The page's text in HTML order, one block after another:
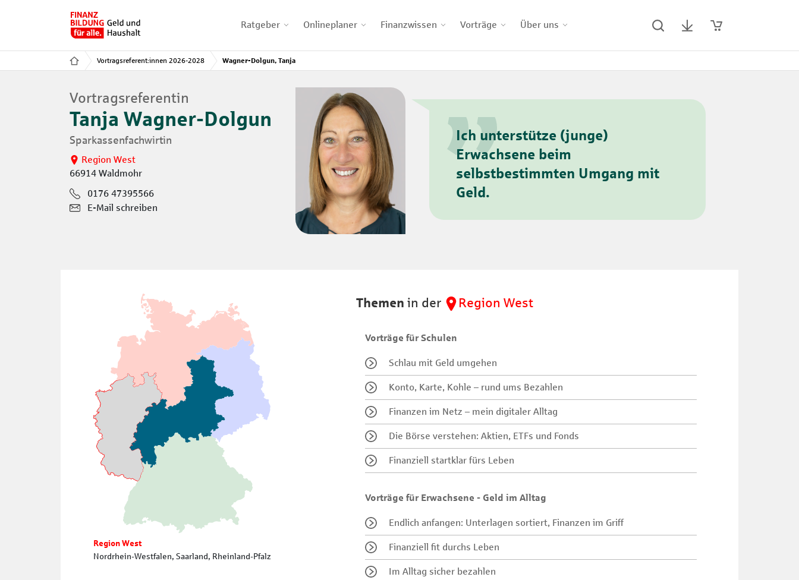
Ratgeber Onlineplaner Finanzwissen Vorträge Über uns
Vortragsreferent:innen 2026-2028 Wagner-Dolgun, Tanja
Vortragsreferentin
Tanja Wagner-Dolgun
Sparkassenfachwirtin
Region West
66914 Waldmohr
0176 47395566
E-Mail schreiben
Ich unterstütze (junge)
Erwachsene beim
selbstbestimmten Umgang mit
Geld.
Region West
Nordrhein-Westfalen, Saarland, Rheinland-Pfalz
Themen in der Region West
Vorträge für Schulen
Schlau mit Geld umgehen
Konto, Karte, Kohle – rund ums Bezahlen
Finanzen im Netz – mein digitaler Alltag
Die Börse verstehen: Aktien, ETFs und Fonds
Finanziell startklar fürs Leben
Vorträge für Erwachsene - Geld im Alltag
Endlich anfangen: Unterlagen sortiert, Finanzen im Griff
Finanziell fit durchs Leben
Im Alltag sicher bezahlen